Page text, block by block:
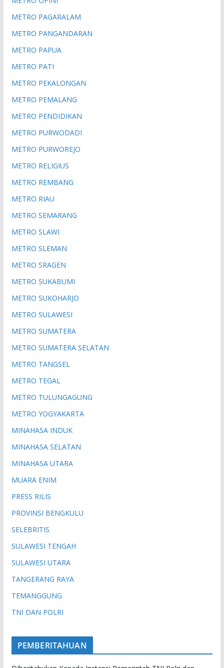
METRO PAGARALAM
METRO PANGANDARAN
METRO PAPUA
METRO PATI
METRO PEKALONGAN
METRO PEMALANG
METRO PENDIDIKAN
METRO PURWODADI
METRO PURWOREJO
METRO RELIGIUS
METRO REMBANG
METRO RIAU
METRO SEMARANG
METRO SLAWI
METRO SLEMAN
METRO SRAGEN
METRO SUKABUMI
METRO SUKOHARJO
METRO SULAWESI
METRO SUMATERA
METRO SUMATERA SELATAN
METRO TANGSEL
METRO TEGAL
METRO TULUNGAGUNG
METRO YOGYAKARTA
MINAHASA INDUK
MINAHASA SELATAN
MINAHASA UTARA
MUARA ENIM
PRESS RILIS
PROVINSI BENGKULU
SELEBRITIS
SULAWESI TENGAH
SULAWESI UTARA
TANGERANG RAYA
TEMANGGUNG
TNI DAN POLRI
PEMBERITAHUAN